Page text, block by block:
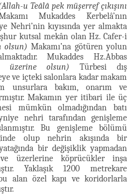
u Teâlâ pek müşerref çıkışını
Mukaddes Kerbelâ’nın
Nehri’nin kıyısında yer almakta
kutsal mekân olan Hz. Cafer-i
olsun) Makamı’na götüren yolun
Mukaddes Hz.Abbas
üzerine olsun)Türbesi dış
ve içteki salonlara kadar makam
unsurlara bakım, onarım ve
Makamın yer itibari ile üç
mümkün olmadığından batı
nehri tarafından genişleme
Bu genişleme bölümü
olup nehrin akışında bir
bir değişiklik yapmadan
üzerlerine köprücükler inşa
Yaklaşık 1200 metrekare
alan özel kapı ve koridorlarla